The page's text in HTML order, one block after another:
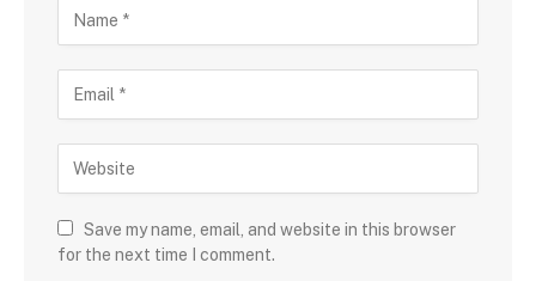
Save my name, email, and website in this browser
for the next time I comment.